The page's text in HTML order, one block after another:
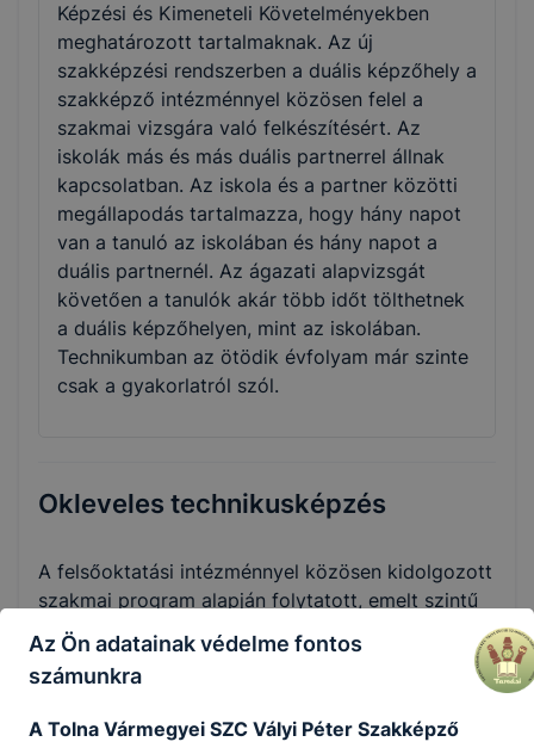
Képzési és Kimeneteli Követelményekben
meghatározott tartalmaknak. Az új
szakképzési rendszerben a duális képzőhely a
szakképző intézménnyel közösen felel a
szakmai vizsgára való felkészítésért. Az
iskolák más és más duális partnerrel állnak
kapcsolatban. Az iskola és a partner közötti
megállapodás tartalmazza, hogy hány napot
van a tanuló az iskolában és hány napot a
duális partnernél. Az ágazati alapvizsgát
követően a tanulók akár több időt tölthetnek
a duális képzőhelyen, mint az iskolában.
Technikumban az ötödik évfolyam már szinte
csak a gyakorlatról szól.
Okleveles technikusképzés
A felsőoktatási intézménnyel közösen kidolgozott
szakmai program alapján folytatott, emelt szintű
szakmai tudást biztosító képzés azoknak a jó
tanulmányi eredménnyel rendelkező tanulóknak
ajánlott, akik tudatosan szeretnék építeni
jövőjüket. A tanulók a képzés megfelelő
Az Ön adatainak védelme fontos
számunkra
A Tolna Vármegyei SZC Vályi Péter Szakképző